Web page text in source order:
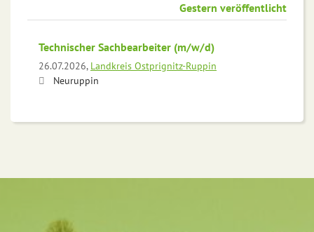
Gestern veröffentlicht
Technischer Sachbearbeiter (m/w/d)
26.07.2026, Landkreis Ostprignitz-Ruppin
Neuruppin